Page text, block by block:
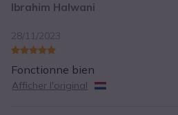
Ibrahim Halwani
28/11/2023
Fonctionne bien
Afficher l'original